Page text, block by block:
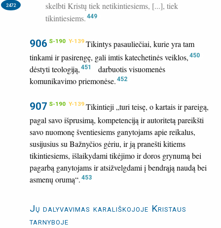
skelbti Kristų tiek netikintiesiems, [...]
2472
, tiek
tikintiesiems. 449
906 S-190 Y-139 Tikintys pasauliečiai, kurie yra tam
tinkami ir pasirengę, gali imtis katechetinės veiklos, 450
dėstyti teologiją, 451
darbuotis visuomenės
komunikavimo priemonėse. 452
907 S-190 Y-139 Tikintieji „turi teisę, o kartais ir pareigą,
pagal savo išprusimą, kompetenciją ir autoritetą pareikšti
savo nuomonę šventiesiems ganytojams apie reikalus,
susijusius su Bažnyčios gėriu, ir ją pranešti kitiems
tikintiesiems, išlaikydami tikėjimo ir doros grynumą bei
pagarbą ganytojams ir atsižvelgdami į bendrąją naudą bei
asmenų orumą“. 453
Jų dalyvavimas karališkojoje Kristaus
tarnyboje